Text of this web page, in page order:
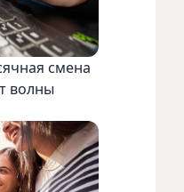
смена
волны